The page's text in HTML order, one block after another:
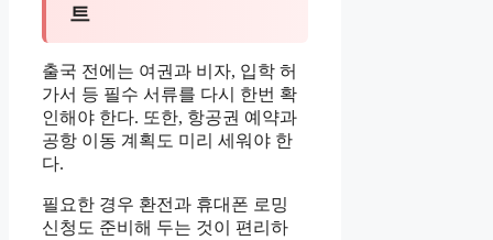
트
출국 전에는 여권과 비자, 입학 허
가서 등 필수 서류를 다시 한번 확
인해야 한다. 또한, 항공권 예약과
공항 이동 계획도 미리 세워야 한
다.
필요한 경우 환전과 휴대폰 로밍
신청도 준비해 두는 것이 편리하